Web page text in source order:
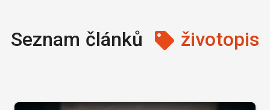
Seznam článků životopis